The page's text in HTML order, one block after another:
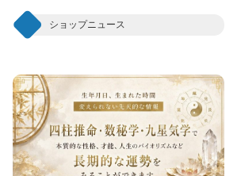
ショップニュース